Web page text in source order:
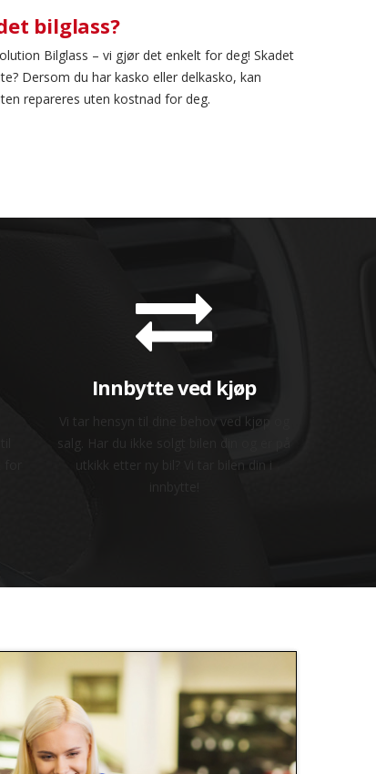
bilglass?
Bilglass – vi gjør det enkelt for deg! Skadet
Dersom du har kasko eller delkasko, kan
repareres uten kostnad for deg.
Innbytte ved kjøp
Vi tar hensyn til dine behov ved kjøp og
salg. Har du ikke solgt bilen din og er på
utkikk etter ny bil? Vi tar bilen din i